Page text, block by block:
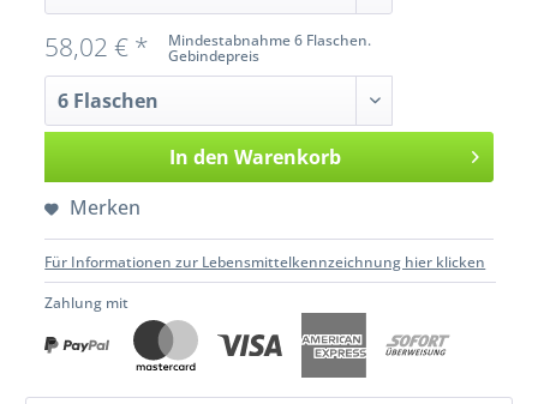
Mindestabnahme 6 Flaschen.
Gebindepreis
58,02 € *
In den Warenkorb
Merken
Für Informationen zur Lebensmittelkennzeichnung hier klicken
Zahlung mit